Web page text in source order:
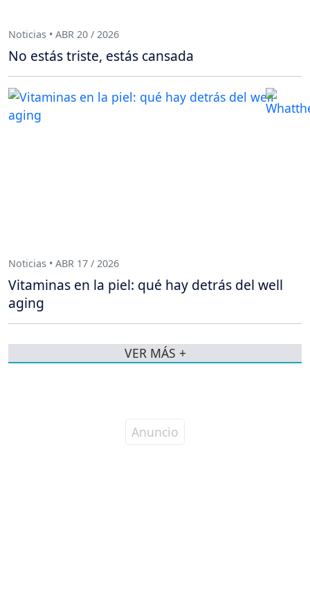
Noticias • ABR 20 / 2026
No estás triste, estás cansada
Noticias • ABR 17 / 2026
Vitaminas en la piel: qué hay detrás del well
aging
VER MÁS +